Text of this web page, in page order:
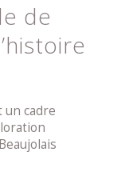
de
un cadre